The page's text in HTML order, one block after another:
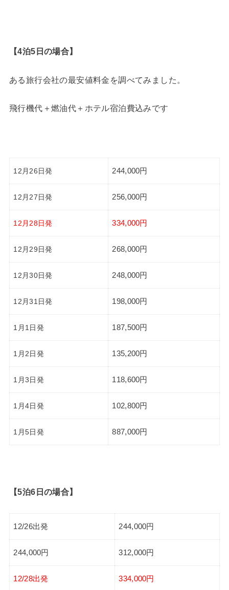
【4泊5日の場合】
ある旅行会社の最安値料金を調べてみました。
飛行機代＋燃油代＋ホテル宿泊費込みです
12月26日発 244,000円
12月27日発 256,000円
12月28日発 334,000円
12月29日発 268,000円
12月30日発 248,000円
12月31日発 198,000円
1月1日発 187,500円
1月2日発 135,200円
1月3日発 118,600円
1月4日発 102,800円
1月5日発 887,000円
【5泊6日の場合】
12/26出発 244,000円
244,000円 312,000円
12/28出発 334,000円